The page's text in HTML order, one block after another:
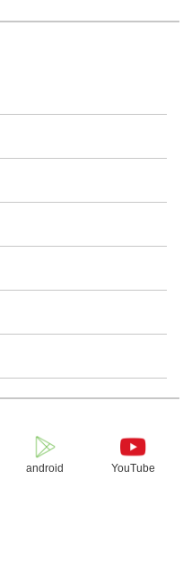
android YouTube